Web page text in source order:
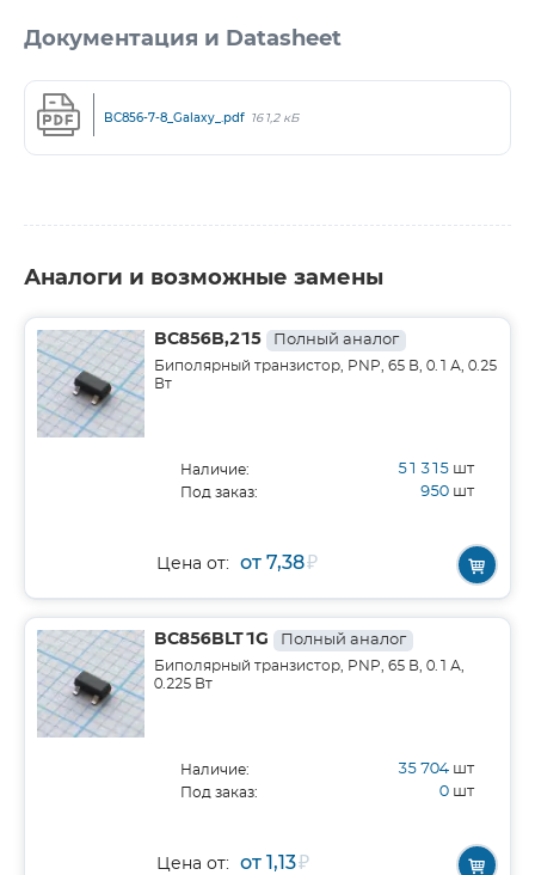
Документация и Datasheet
BC856-7-8_Galaxy_.pdf 161,2 кБ
Аналоги и возможные замены
BC856B,215 Полный аналог
Биполярный транзистор, PNP, 65 В, 0.1 А, 0.25
Вт
Наличие: 51 315 шт
Под заказ: 950 шт
Цена от: от 7,38₽
BC856BLT1G Полный аналог
Биполярный транзистор, PNP, 65 В, 0.1 А,
0.225 Вт
Наличие: 35 704 шт
Под заказ: 0 шт
Цена от: от 1,13₽